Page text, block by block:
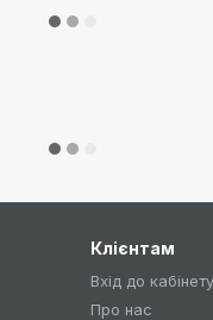
Клієнтам
Вхід до кабінету
Про нас